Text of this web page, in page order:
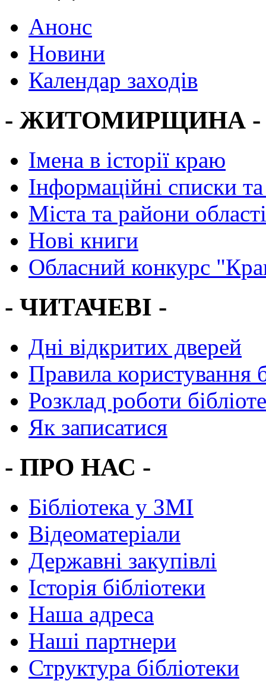
Анонс
Новини
Календар заходів
- ЖИТОМИРЩИНА -
Імена в історії краю
Інформаційні списки
Міста та райони області
Нові книги
Обласний конкурс
- ЧИТАЧЕВІ -
Дні відкритих дверей
Правила користування
Розклад роботи
Як записатися
- ПРО НАС -
Бібліотека у ЗМІ
Відеоматеріали
Державні закупівлі
Історія бібліотеки
Наша адреса
Наші партнери
Структура бібліотеки